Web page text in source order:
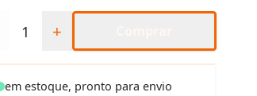
+
em estoque, pronto para envio